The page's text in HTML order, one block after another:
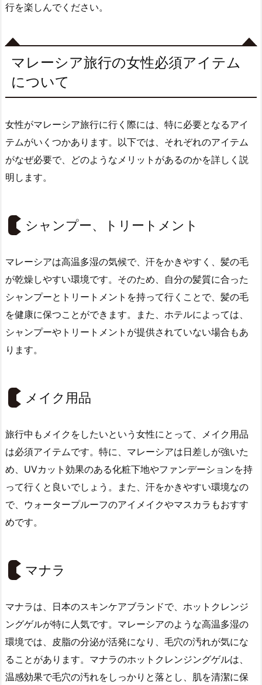
行を楽しんでください。
マレーシア旅行の女性必須アイテム
について
女性がマレーシア旅行に行く際には、特に必要となるアイ
テムがいくつかあります。以下では、それぞれのアイテム
がなぜ必要で、どのようなメリットがあるのかを詳しく説
明します。
シャンプー、トリートメント
マレーシアは高温多湿の気候で、汗をかきやすく、髪の毛
が乾燥しやすい環境です。そのため、自分の髪質に合った
シャンプーとトリートメントを持って行くことで、髪の毛
を健康に保つことができます。また、ホテルによっては、
シャンプーやトリートメントが提供されていない場合もあ
ります。
メイク用品
旅行中もメイクをしたいという女性にとって、メイク用品
は必須アイテムです。特に、マレーシアは日差しが強いた
め、UVカット効果のある化粧下地やファンデーションを持
って行くと良いでしょう。また、汗をかきやすい環境なの
で、ウォータープルーフのアイメイクやマスカラもおすす
めです。
マナラ
マナラは、日本のスキンケアブランドで、ホットクレンジ
ングゲルが特に人気です。マレーシアのような高温多湿の
環境では、皮脂の分泌が活発になり、毛穴の汚れが気にな
ることがあります。マナラのホットクレンジングゲルは、
温感効果で毛穴の汚れをしっかりと落とし、肌を清潔に保